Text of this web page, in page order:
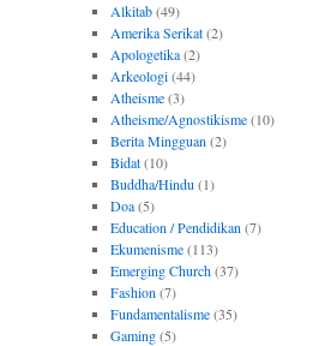
Alkitab(49)
Amerika Serikat(2)
Apologetika(2)
Arkeologi(44)
Atheisme(3)
Atheisme/Agnostikisme(10)
Berita Mingguan (2)
Bidat(10)
Buddha/Hindu (1)
Doa(5)
Education / Pendidikan (7)
Ekumenisme(113)
Emerging Church(37)
Fashion (7)
Fundamentalisme(35)
Gaming(5)